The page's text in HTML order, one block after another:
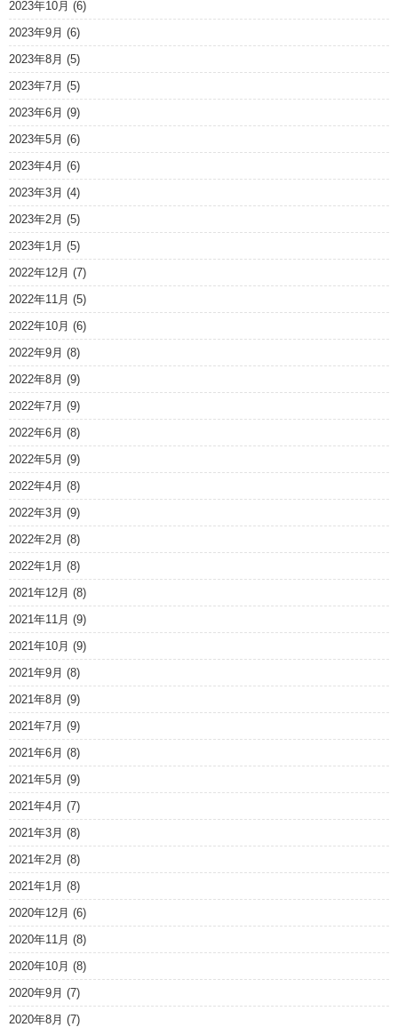
2023年10月 (6)
2023年9月 (6)
2023年8月 (5)
2023年7月 (5)
2023年6月 (9)
2023年5月 (6)
2023年4月 (6)
2023年3月 (4)
2023年2月 (5)
2023年1月 (5)
2022年12月 (7)
2022年11月 (5)
2022年10月 (6)
2022年9月 (8)
2022年8月 (9)
2022年7月 (9)
2022年6月 (8)
2022年5月 (9)
2022年4月 (8)
2022年3月 (9)
2022年2月 (8)
2022年1月 (8)
2021年12月 (8)
2021年11月 (9)
2021年10月 (9)
2021年9月 (8)
2021年8月 (9)
2021年7月 (9)
2021年6月 (8)
2021年5月 (9)
2021年4月 (7)
2021年3月 (8)
2021年2月 (8)
2021年1月 (8)
2020年12月 (6)
2020年11月 (8)
2020年10月 (8)
2020年9月 (7)
2020年8月 (7)